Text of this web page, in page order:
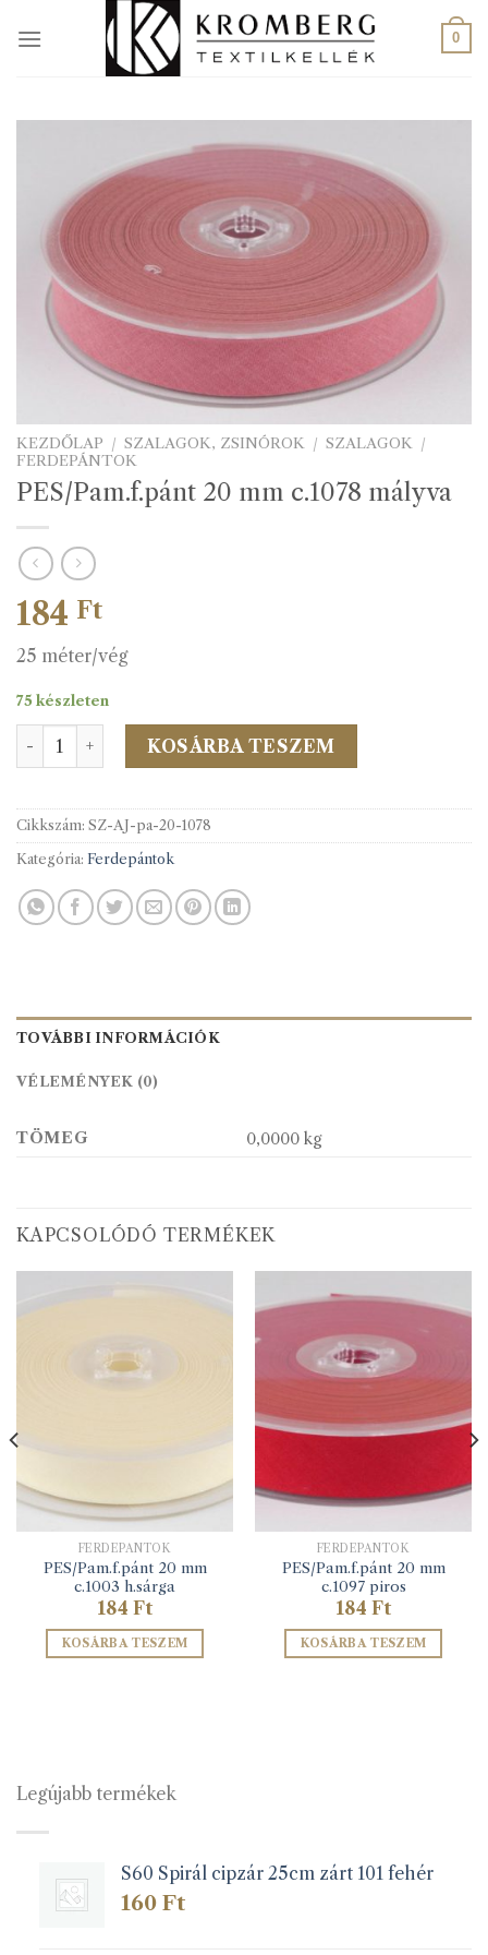
0
KEZDŐLAP / SZALAGOK, ZSINÓROK / SZALAGOK /
FERDEPÁNTOK
PES/Pam.f.pánt 20 mm c.1078 mályva
184 Ft
25 méter/vég
75 készleten
PES/Pam.f.pánt 20 mm c.1078 mályva mennyiség
KOSÁRBA TESZEM
Cikkszám: SZ-AJ-pa-20-1078
Kategória: Ferdepántok
TOVÁBBI INFORMÁCIÓK
VÉLEMÉNYEK (0)
TÖMEG 0,0000 kg
KAPCSOLÓDÓ TERMÉKEK
FERDEPÁNTOK
PES/Pam.f.pánt 20 mm
c.1003 h.sárga
184 Ft
KOSÁRBA TESZEM
FERDEPÁNTOK
PES/Pam.f.pánt 20 mm
c.1097 piros
184 Ft
KOSÁRBA TESZEM
Legújabb termékek
S60 Spirál cipzár 25cm zárt 101 fehér
160 Ft